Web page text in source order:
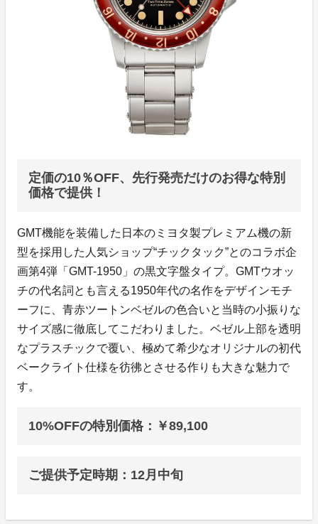
定価の10％OFF、先行発売だけのお得な特別
価格で提供！
GMT機能を装備した日本のミヨタ製プレミアム機の新
型を採用した人気ショップ“チックタック”とのコラボ企
画第4弾「GMT-1950」の黒文字盤タイプ。GMTウオッ
チの代名詞とも言える1950年代の名作をデザインモチ
ーフに、青赤ツートンベゼルの色合いと当時の小振りな
サイズ感に徹底してこだわりました。ベゼル上部を透明
なプラスチックで覆い、極めて希少なオリジナルの初代
ベークライト仕様を彷彿とさせる作りも大きな魅力で
す。
10%OFFの特別価格：￥89,100
ご提供予定時期：12月中旬